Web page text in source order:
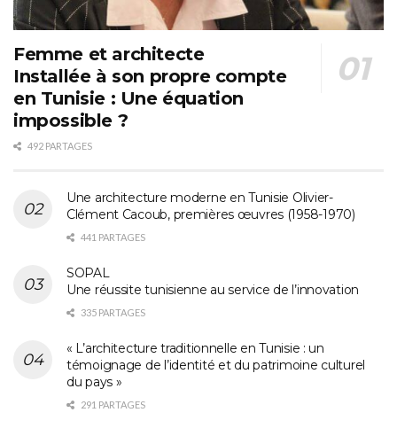
Femme et architecte
Installée à son propre compte
en Tunisie : Une équation
impossible ?
492 PARTAGES
Une architecture moderne en Tunisie Olivier-
Clément Cacoub, premières œuvres (1958-1970)
441 PARTAGES
SOPAL
Une réussite tunisienne au service de l’innovation
335 PARTAGES
« L’architecture traditionnelle en Tunisie : un
témoignage de l’identité et du patrimoine culturel
du pays »
291 PARTAGES